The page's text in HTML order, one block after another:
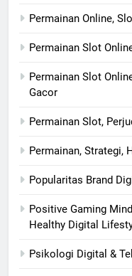
Permainan Online,
Permainan Slot
Permainan Slot
Gacor
Permainan Slot,
Permainan, Strategi,
Popularitas Brand
Positive Gaming
Healthy Digital
Psikologi Digital &